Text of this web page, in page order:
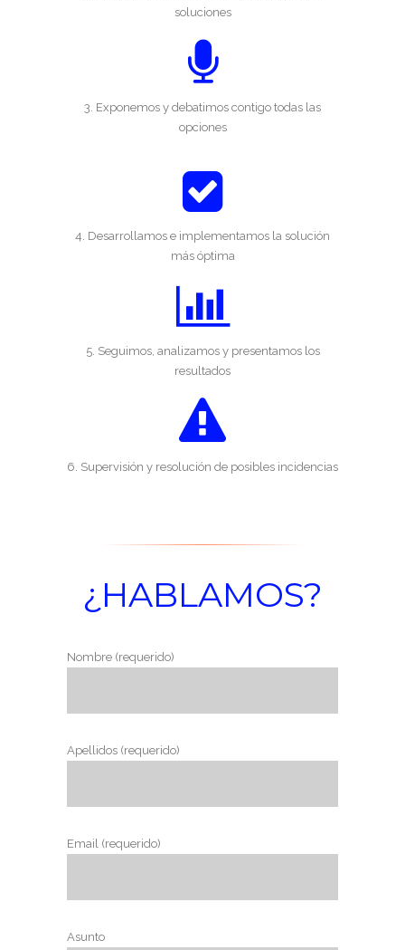
soluciones
3. Exponemos y debatimos contigo todas las
opciones
4. Desarrollamos e implementamos la solución
más óptima
5. Seguimos, analizamos y presentamos los
resultados
6. Supervisión y resolución de posibles incidencias
¿HABLAMOS?
Nombre (requerido)
Apellidos (requerido)
Email (requerido)
Asunto